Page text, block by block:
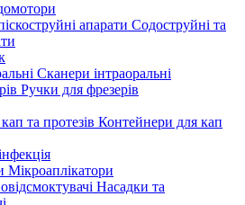
Содоструйні та
Сканери інтраоральні
Ручки для фрезерів
Контейнери для кап
Мікроаплікатори
Насадки та